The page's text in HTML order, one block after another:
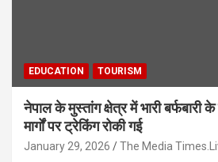
EDUCATION TOURISM
नेपाल के मुस्तांग क्षेत्र में भारी बर्फबारी
मार्गों पर ट्रेकिंग रोकी गई
January 29, 2026 The Media